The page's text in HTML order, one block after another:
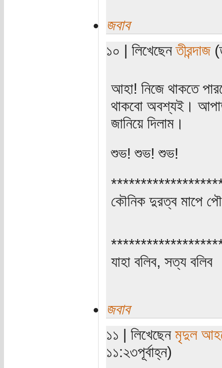
জবাব
১০ | লিখেছেনতীরন্দাজ
আহা! নিজে থাকতে
থাকবো অবশ্যই।
জানিয়ে দিলাম।
শুভ! শুভ! শুভ!
কৌনিক দুরত্ব মাপে
যাহা বলিব, সত্য বলিব
জবাব
১১ | লিখেছেন মৃদুল
১১:২৩পূর্বাহ্ন)